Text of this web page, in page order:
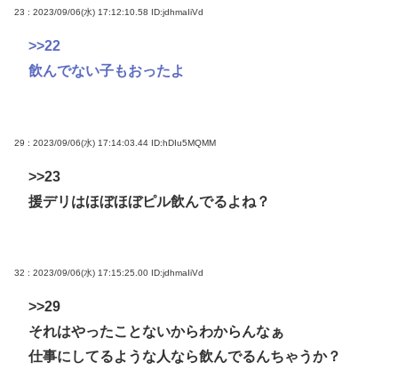
23 : 2023/09/06(水) 17:12:10.58 ID:jdhmaIiVd
>>22
飲んでない子もおったよ
29 : 2023/09/06(水) 17:14:03.44 ID:hDIu5MQMM
>>23
援デリはほぼほぼピル飲んでるよね？
32 : 2023/09/06(水) 17:15:25.00 ID:jdhmaIiVd
>>29
それはやったことないからわからんなぁ
仕事にしてるような人なら飲んでるんちゃうか？